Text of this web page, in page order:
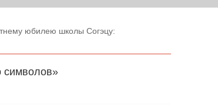
юбилею школы Согэцу:
символов»